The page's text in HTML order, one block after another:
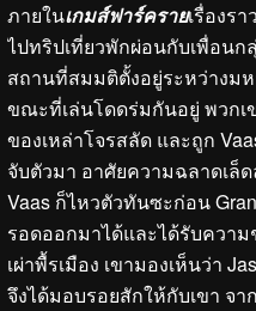
ภายในเกมส์ฟาร์ครายเรื่องร
ไปทริปเที่ยวพักผ่อนกับเพื่อนก
สถานที่สมมติตั้งอยู่ระหว่างม
ขณะที่เล่นโดดร่มกันอยู่ พวกเ
ของเหล่าโจรสลัด และถูก
จับตัวมา อาศัยความฉลาดเล็
Vaas ก็ไหวตัวทันซะก่อน
รอดออกมาได้และได้รับความ
เผ่าพื้รเมือง เขามองเห็นว่า
จึงได้มอบรอยสักให้กับเขา จ